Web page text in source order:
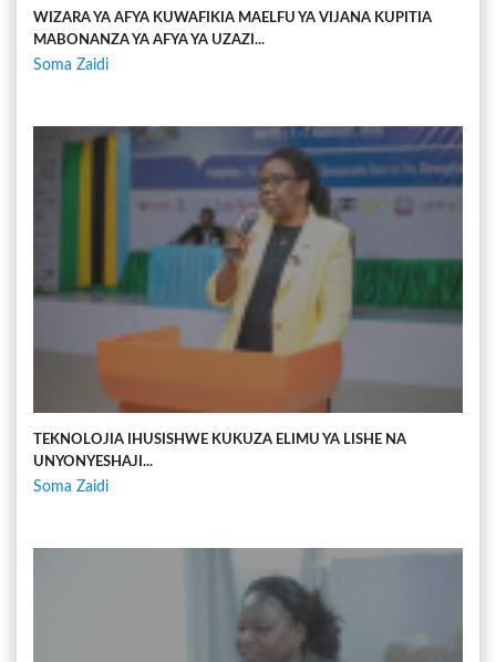
WIZARA YA AFYA KUWAFIKIA MAELFU YA VIJANA KUPITIA
MABONANZA YA AFYA YA UZAZI...
Soma Zaidi
TEKNOLOJIA IHUSISHWE KUKUZA ELIMU YA LISHE NA
UNYONYESHAJI...
Soma Zaidi